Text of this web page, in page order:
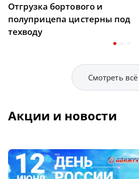
Отгрузка бортового и
полуприцепа цистерны под
техводу
Смотреть всё
Акции и новости